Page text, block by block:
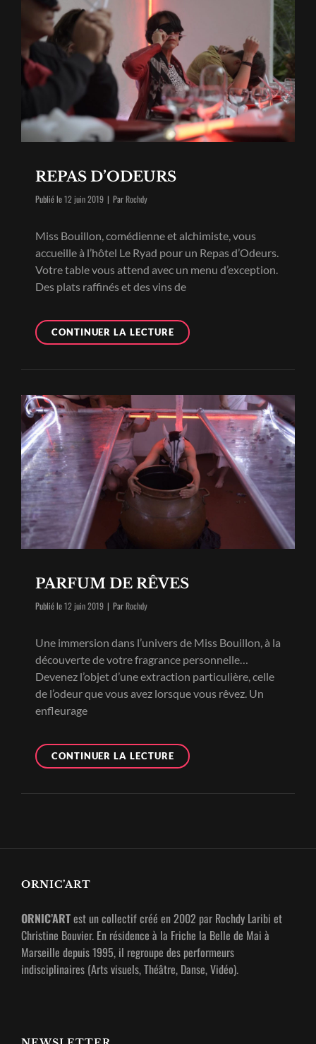
14.09.2019
REPAS D’ODEURS
Publié le12 juin 2019 | ParByline
Rochdy
Miss Bouillon, comédienne et alchimiste, vous
accueille à l’hôtel Le Ryad pour un Repas d’Odeurs.
Votre table vous attend avec un menu d’exception.
Des plats raffinés et des vins de
CONTINUER LA LECTUREREPAS
D’ODEURS
PARFUM DE RÊVES
Publié le12 juin 2019 | ParByline
Rochdy
Une immersion dans l’univers de Miss Bouillon, à la
découverte de votre fragrance personnelle…
Devenez l’objet d’une extraction particulière, celle
de l’odeur que vous avez lorsque vous rêvez. Un
enfleurage
CONTINUER LA LECTUREPARFUM
DE
ORNIC’ART
ORNIC’ARTest un collectif créé en 2002 par Rochdy Laribi et
Christine Bouvier. En résidence à la Friche la Belle de Mai à
Marseille depuis 1995, il regroupe des performeurs
indisciplinaires (Arts visuels, Théâtre, Danse, Vidéo).